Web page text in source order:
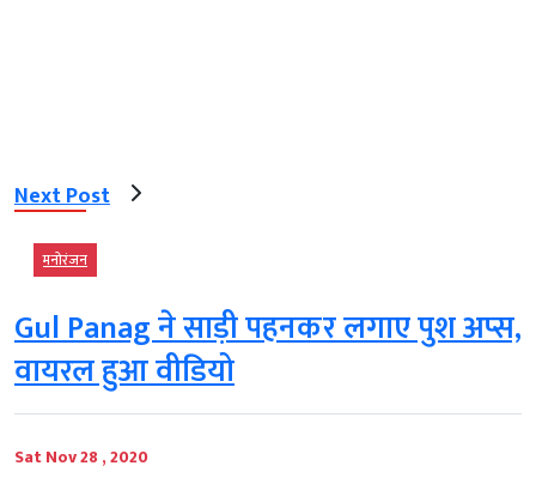
Next Post
मनोरंजन
Gul Panag ने साड़ी पहनकर लगाए पुश अप्स,
वायरल हुआ वीडियो
Sat Nov 28 , 2020